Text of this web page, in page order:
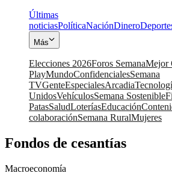
Últimas
noticiasPolíticaNaciónDinero
Más
Elecciones 2026Foros SemanaMejor
PlayMundoConfidencialesSemana
TVGenteEspecialesArcadia
UnidosVehículosSemana Sostenible
PatasSaludLoteríasEducación
colaboraciónSemana RuralMujeres
Fondos de cesantías
Macroeconomía